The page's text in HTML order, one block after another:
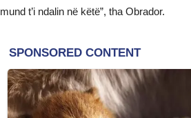
mund t’i ndalin në këtë”, tha Obrador.